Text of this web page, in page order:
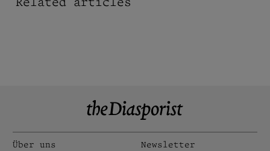
Über uns Newsletter